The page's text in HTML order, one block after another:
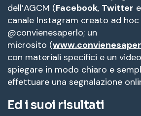
dell’AGCM (Facebook, Twitter e
canale Instagram creato ad hoc
@convienesaperlo; un
microsito (
con materiali specifici e un
spiegare in modo chiaro e
effettuare una segnalazione
Ed i suoi risultati